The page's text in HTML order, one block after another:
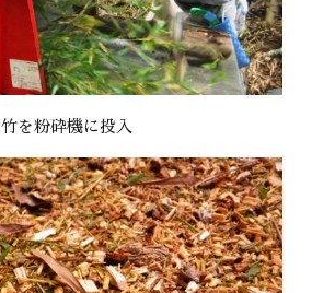
竹を粉砕機に投入